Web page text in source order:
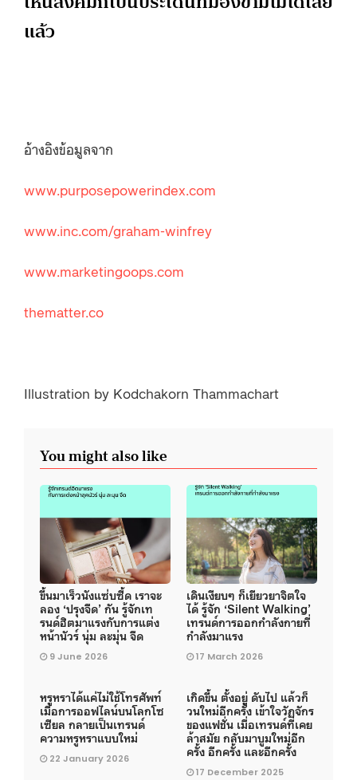
แล้ว
อ้างอิงข้อมูลจาก
www.purposepowerindex.com
www.inc.com/graham-winfrey
www.marketingoops.com
thematter.co
Illustration by Kodchakorn Thammachart
You might also like
ขึ้นมาเร็วนังแซ่บซี้ด เราจะ
ลอง ‘ปรุงจืด’ กัน รู้จักเท
รนด์ฮิตมาแรงกับการแต่ง
หน้านัวร์ นุ่ม ละมุ่น จืด
9 June 2026
เดินเงียบๆ ก็เยียวยาจิตใจ
ได้ รู้จัก ‘Silent Walking’
เทรนด์การออกกำลังกายที่
กำลังมาแรง
17 March 2026
หรูหราได้แค่ไม่ใช้โทรศัพท์
เมื่อการออฟไลน์บนโลกโซ
เซียล กลายเป็นเทรนด์
ความหรูหราแบบใหม่
22 January 2026
เกิดขึ้น ตั้งอยู่ ดับไป แล้วก็
วนใหม่อีกครั้ง เข้าใจวัฏจักร
ของแฟชั่น เมื่อเทรนด์ที่เคย
ล้าสมัย กลับมาบูมใหม่อีก
ครั้ง อีกครั้ง และอีกครั้ง
17 December 2025